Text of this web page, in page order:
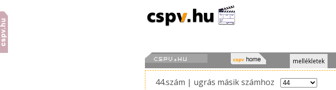
mellékletek
44.szám | ugrás másik számhoz